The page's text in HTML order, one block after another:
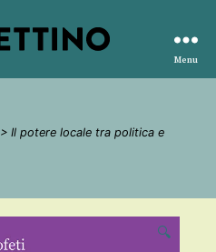
editore
Menu
> Il potere locale tra politica e
🔍